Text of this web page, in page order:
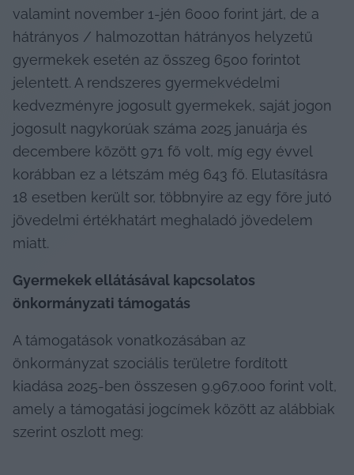
valamint november 1-jén 6000 forint járt, de a
hátrányos / halmozottan hátrányos helyzetű
gyermekek esetén az összeg 6500 forintot
jelentett. A rendszeres gyermekvédelmi
kedvezményre jogosult gyermekek, saját jogon
jogosult nagykorúak száma 2025 januárja és
decembere között 971 fő volt, míg egy évvel
korábban ez a létszám még 643 fő. Elutasításra
18 esetben került sor, többnyire az egy főre jutó
jövedelmi értékhatárt meghaladó jövedelem
miatt.
Gyermekek ellátásával kapcsolatos
önkormányzati támogatás
A támogatások vonatkozásában az
önkormányzat szociális területre fordított
kiadása 2025-ben összesen 9.967.000 forint volt,
amely a támogatási jogcímek között az alábbiak
szerint oszlott meg: